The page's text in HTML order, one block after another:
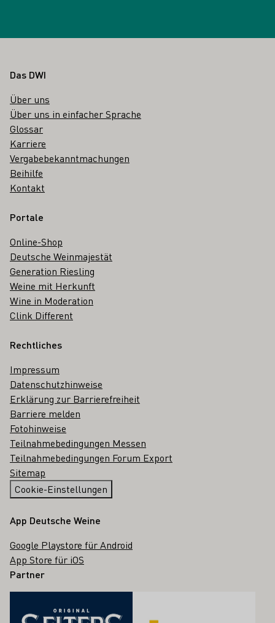
Fußbereich
Das DWI
Über uns
Über uns in einfacher Sprache
Glossar
Karriere
Vergabebekanntmachungen
Beihilfe
Kontakt
Portale
Online-Shop
Deutsche Weinmajestät
Generation Riesling
Weine mit Herkunft
Wine in Moderation
Clink Different
Rechtliches
Impressum
Datenschutzhinweise
Erklärung zur Barrierefreiheit
Barriere melden
Fotohinweise
Teilnahmebedingungen Messen
Teilnahmebedingungen Forum Export
Sitemap
Cookie-Einstellungen
App Deutsche Weine
Google Playstore für Android
App Store für iOS
Partner